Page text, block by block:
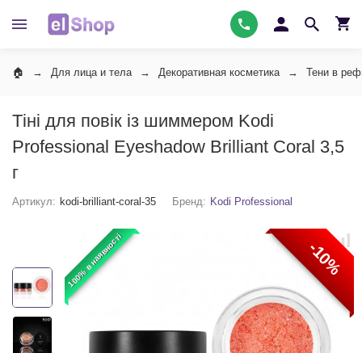
Для лица и тела Декоративная косметика Тени в
Тіні для повік із шиммером Kodi
Professional Eyeshadow Brilliant Coral 3,5
г
Артикул: kodi-brilliant-coral-35 Бренд: Kodi Professional
100% в наявності -10%